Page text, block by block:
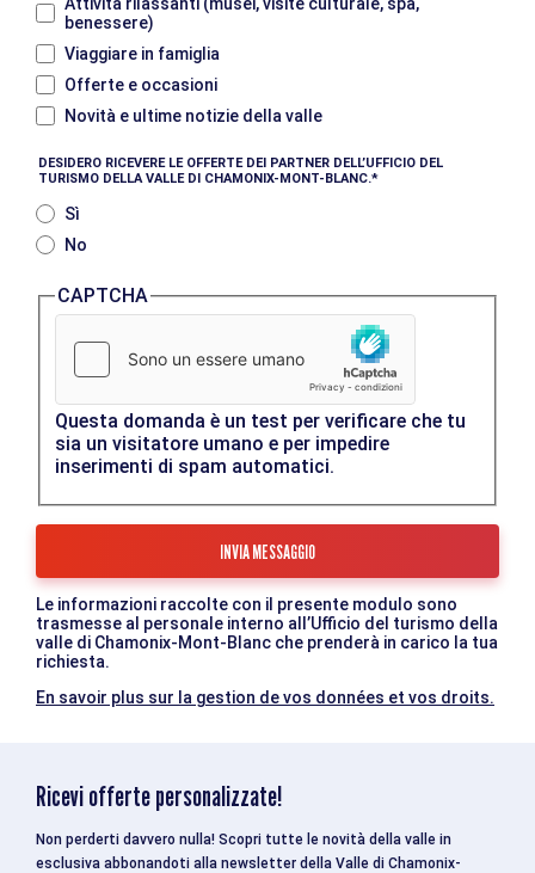
benessere)
Viaggiare in famiglia
Offerte e occasioni
Novità e ultime notizie della valle
DESIDERO RICEVERE LE OFFERTE DEI PARTNER DELL’UFFICIO DEL
TURISMO DELLA VALLE DI CHAMONIX-MONT-BLANC.
Sì
No
CAPTCHA
Questa domanda è un test per verificare che tu
sia un visitatore umano e per impedire
inserimenti di spam automatici.
Le informazioni raccolte con il presente modulo sono
trasmesse al personale interno all’Ufficio del turismo della
valle di Chamonix-Mont-Blanc che prenderà in carico la tua
richiesta.
En savoir plus sur la gestion de vos données et vos droits.
Ricevi offerte personalizzate!
Non perderti davvero nulla! Scopri tutte le novità della valle in
esclusiva abbonandoti alla newsletter della Valle di Chamonix-